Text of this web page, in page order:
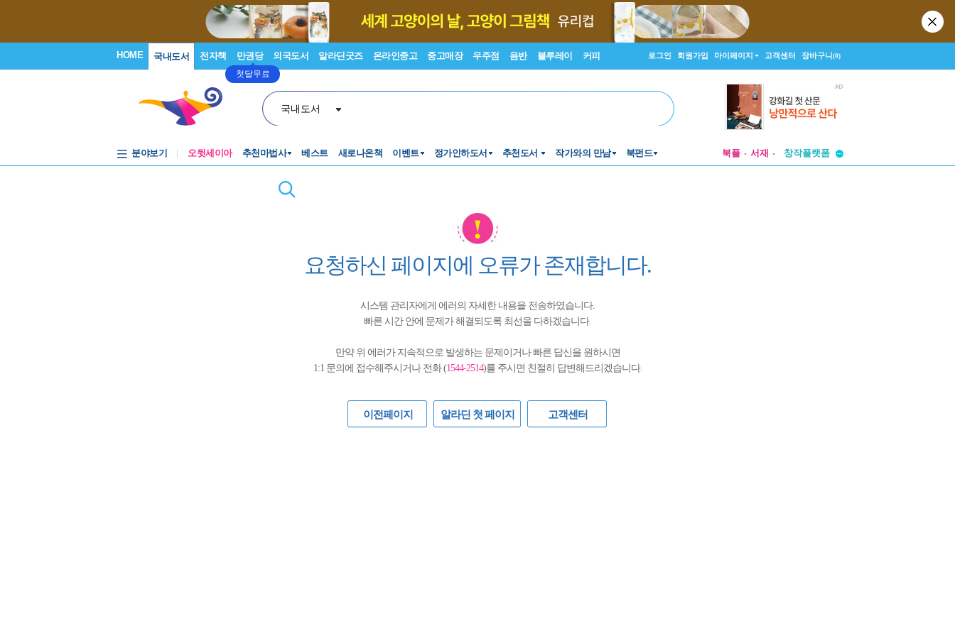
HOME 국내도서 전자책 만권당
첫달무료
외국도서 알라딘굿즈 온라인중고 중고매장 우주점 음반 블루레이 커피 로그인 회원가입 마이페이지 고객센터 장바구니(0)
국내도서
분야보기 오뒷세이아 추천마법사 베스트 새로나온책 이벤트 정가인하도서 추천도서 작가와의 만남 북펀드 북플 서재
창작플랫폼
요청하신 페이지에 오류가 존재합니다.
시스템 관리자에게 에러의 자세한 내용을 전송하였습니다.
빠른 시간 안에 문제가 해결되도록 최선을 다하겠습니다.
만약 위 에러가 지속적으로 발생하는 문제이거나 빠른 답신을 원하시면
1:1 문의에 접수해주시거나 전화 (1544-2514)를 주시면 친절히 답변해드리겠습니다.
이전페이지 알라딘 첫 페이지 고객센터